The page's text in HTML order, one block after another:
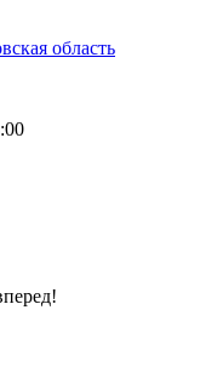
область